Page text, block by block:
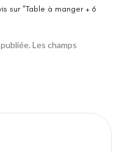
sur “Table à manger + 6
Les champs